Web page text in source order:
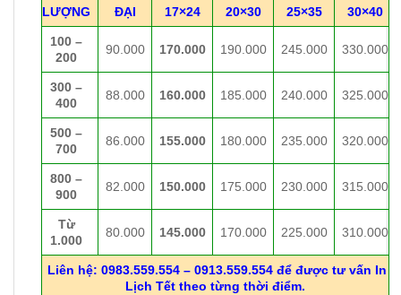
LƯỢNG
ĐẠI
17×24
20×30
25×35
30×40
100 –
200
90.000 170.000 190.000 245.000 330.000
300 –
400
88.000 160.000 185.000 240.000 325.000
500 –
700
86.000 155.000 180.000 235.000 320.000
800 –
900
82.000 150.000 175.000 230.000 315.000
Từ
1.000
80.000 145.000 170.000 225.000 310.000
Liên hệ: 0983.559.554 – 0913.559.554 để được tư vấn In
Lịch Tết theo từng thời điểm.